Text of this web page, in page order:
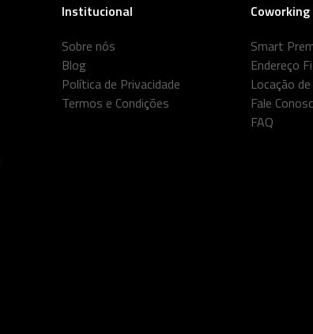
Institucional
Sobre nós
Blog
Política de Privacidade
Termos e Condições
Smart
Endereço
Locação
Fale
FAQ